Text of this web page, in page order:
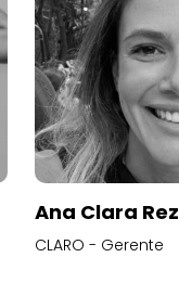
Ana Clara
CLARO - Gerente